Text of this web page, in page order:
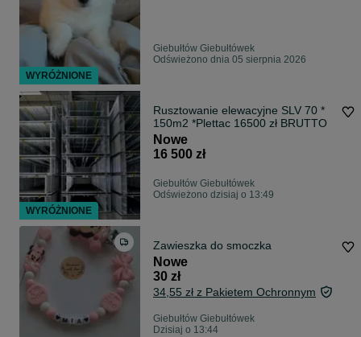
Giebułtów Giebułtówek
Odświeżono dnia 05 sierpnia 2026
Rusztowanie elewacyjne SLV 70 *
150m2 *Plettac 16500 zł BRUTTO
Nowe
16 500 zł
Giebułtów Giebułtówek
Odświeżono dzisiaj o 13:49
Zawieszka do smoczka
Nowe
30 zł
34,55 zł z Pakietem Ochronnym
Giebułtów Giebułtówek
Dzisiaj o 13:44
WYRÓŻNIONE
WYRÓŻNIONE